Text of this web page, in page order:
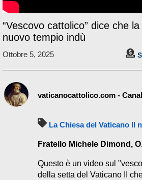
“Vescovo cattolico” dice che
nuovo tempio indù
Ottobre 5, 2025
vaticanocattolico.com -
La Chiesa del Vaticano II
Fratello Michele Dimond,
Questo è un video sul
della setta del Vaticano II